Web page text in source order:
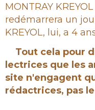
MONTRAY
redémarrera un
KREYOL, lui, a 4
Tout cela pour
lectrices que les
site n'engagent
rédactrices, pas